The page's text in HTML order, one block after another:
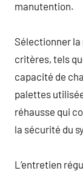
manutention.
Sélectionner la
critères, tels
capacité de
palettes
réhausse qui
la sécurité du
L’entretien